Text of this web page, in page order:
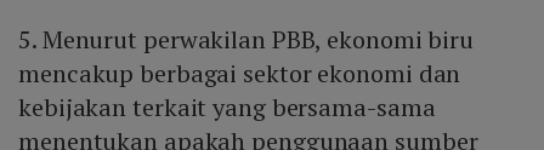
5. Menurut perwakilan PBB, ekonomi biru
mencakup berbagai sektor ekonomi dan
kebijakan terkait yang bersama-sama
menentukan apakah penggunaan sumber